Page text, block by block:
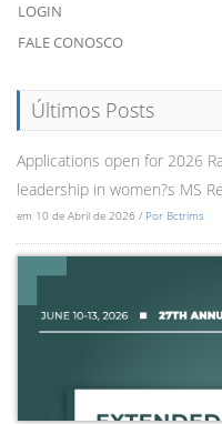
LOGIN
FALE CONOSCO
Últimos Posts
Applications open for 2026
leadership in women?s MS
em 10 de Abril de 2026 / Por Bctrims